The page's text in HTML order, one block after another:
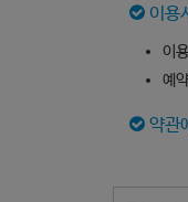
이용
이
예
약관